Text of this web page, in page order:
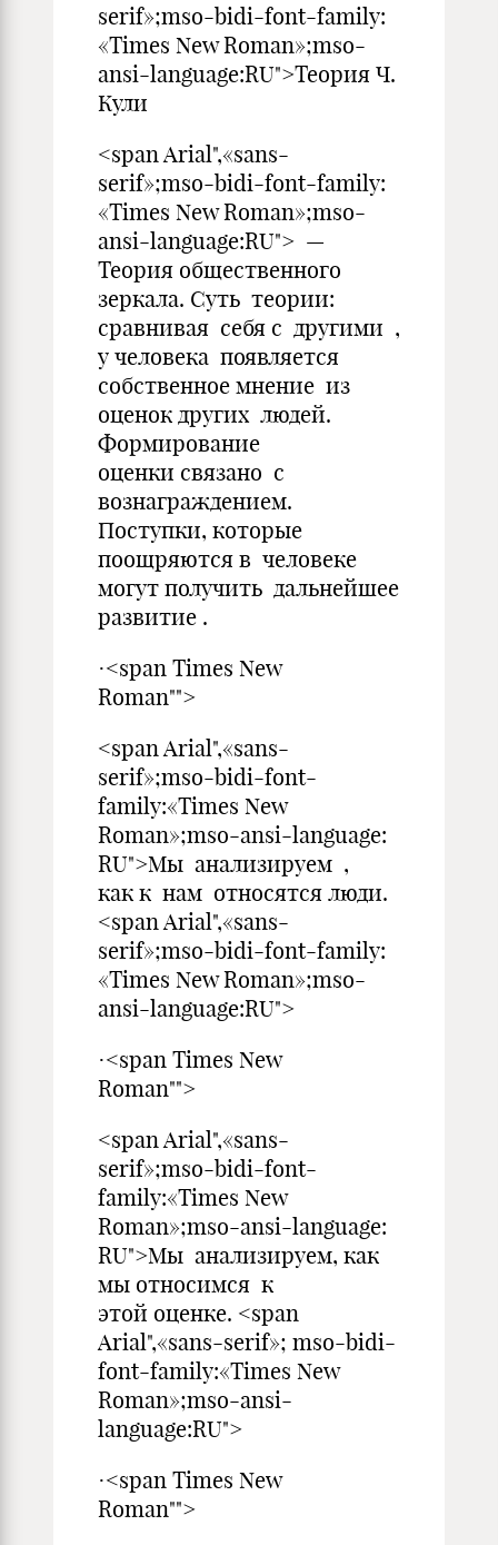
serif»;mso-bidi-font-family:
«Times New Roman»;mso-
ansi-language:RU">Теория Ч.
Кули
<span Arial",«sans-
serif»;mso-bidi-font-family:
«Times New Roman»;mso-
ansi-language:RU"> —
Теория общественного
зеркала. Суть теории:
сравнивая себя с другими ,
у человека появляется
собственное мнение из
оценок других людей.
Формирование
оценки связано с
вознаграждением.
Поступки, которые
поощряются в человеке
могут получить дальнейшее
развитие .
·<span Times New
Roman"">
<span Arial",«sans-
serif»;mso-bidi-font-
family:«Times New
Roman»;mso-ansi-language:
RU">Мы анализируем ,
как к нам относятся люди.
<span Arial",«sans-
serif»;mso-bidi-font-family:
«Times New Roman»;mso-
ansi-language:RU">
·<span Times New
Roman"">
<span Arial",«sans-
serif»;mso-bidi-font-
family:«Times New
Roman»;mso-ansi-language:
RU">Мы анализируем, как
мы относимся к
этой оценке. <span
Arial",«sans-serif»; mso-bidi-
font-family:«Times New
Roman»;mso-ansi-
language:RU">
·<span Times New
Roman"">